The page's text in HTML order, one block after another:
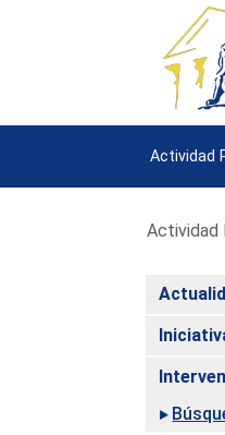
Actividad
Actividad